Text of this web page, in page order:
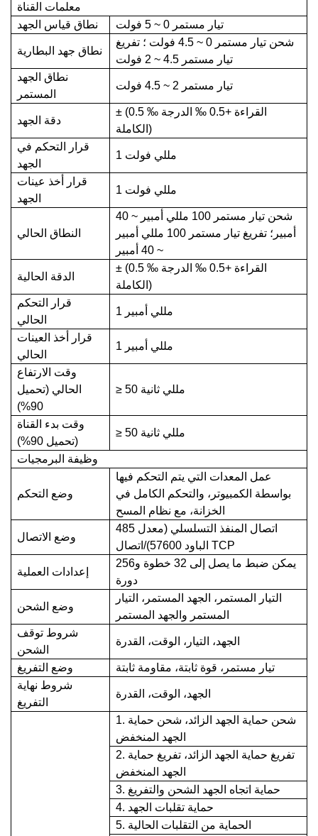
معلمات القناة
نطاق قياس الجهد
تيار مستمر 0 ~ 5 فولت
نطاق جهد البطارية
شحن تيار مستمر 0 ~ 4.5 فولت ؛ تفريغ
تيار مستمر 4.5 ~ 2 فولت
نطاق الجهد
المستمر
تيار مستمر 2 ~ 4.5 فولت
دقة الجهد
± (0.5 ‰ القراءة +0.5 ‰ الدرجة
الكاملة)
قرار التحكم في
الجهد
1 مللي فولت
قرار أخذ عينات
الجهد
1 مللي فولت
النطاق الحالي
شحن تيار مستمر 100 مللي أمبير ~ 40
أمبير؛ تفريغ تيار مستمر 100 مللي أمبير
~ 40 أمبير
الدقة الحالية
± (0.5 ‰ القراءة +0.5 ‰ الدرجة
الكاملة)
قرار التحكم
الحالي
1 مللي أمبير
قرار أخذ العينات
الحالي
1 مللي أمبير
وقت الارتفاع
الحالي (تحميل
90%)
≥ 50 مللي ثانية
وقت بدء القناة
(تحميل 90%)
≥ 50 مللي ثانية
وظيفة البرمجيات
وضع التحكم
عمل المعدات التي يتم التحكم فيها
بواسطة الكمبيوتر، والتحكم الكامل في
الخزانة، مع نظام المسح
وضع الاتصال
485 اتصال المنفذ التسلسلي (معدل
الباود 57600)/اتصال TCP
إعدادات العملية
يمكن ضبط ما يصل إلى 32 خطوة و256
دورة
وضع الشحن
التيار المستمر، الجهد المستمر، التيار
المستمر والجهد المستمر
شروط توقف
الشحن
الجهد، التيار، الوقت، القدرة
وضع التفريغ
تيار مستمر، قوة ثابتة، مقاومة ثابتة
شروط نهاية
التفريغ
الجهد، الوقت، القدرة
1. شحن حماية الجهد الزائد، شحن حماية
الجهد المنخفض
2. تفريغ حماية الجهد الزائد، تفريغ حماية
الجهد المنخفض
3. حماية اتجاه الجهد الشحن والتفريغ
4. حماية تقلبات الجهد
5. الحماية من التقلبات الحالية